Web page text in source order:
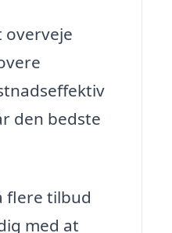
overveje
den bedste
flere tilbud
med at